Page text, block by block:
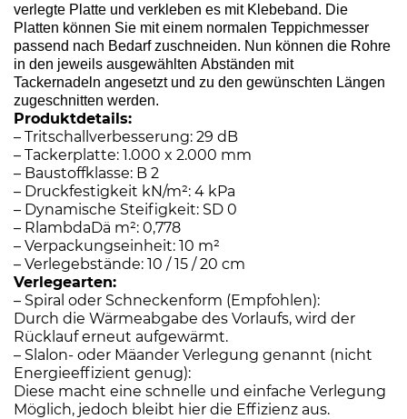
verlegte Platte und verkleben es mit Klebeband. Die
Platten können Sie mit einem normalen Teppichmesser
passend nach Bedarf zuschneiden. Nun können die Rohre
in den jeweils ausgewählten Abständen mit
Tackernadeln angesetzt und zu den gewünschten Längen
zugeschnitten werden.
Produktdetails:
– Tritschallverbesserung: 29 dB
– Tackerplatte: 1.000 x 2.000 mm
– Baustoffklasse: B 2
– Druckfestigkeit kN/m²: 4 kPa
– Dynamische Steifigkeit: SD 0
– RlambdaDä m²: 0,778
– Verpackungseinheit: 10 m²
– Verlegebstände: 10 / 15 / 20 cm
Verlegearten:
– Spiral oder Schneckenform (Empfohlen):
Durch die Wärmeabgabe des Vorlaufs, wird der
Rücklauf erneut aufgewärmt.
– Slalon- oder Mäander Verlegung genannt (nicht
Energieeffizient genug):
Diese macht eine schnelle und einfache Verlegung
Möglich, jedoch bleibt hier die Effizienz aus.